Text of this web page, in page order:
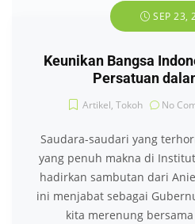
SEP 23,
Keunikan Bangsa
Persatuan
Artikel, Tokoh No
Saudara-saudari yang
yang penuh makna di
hadirkan sambutan dari
ini menjabat sebagai
kita merenung